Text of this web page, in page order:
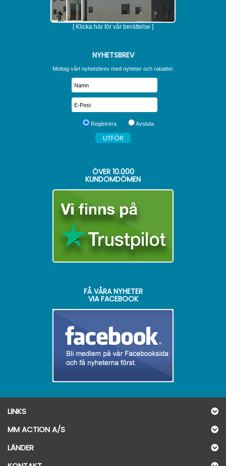
[ Klicka här för vår berättelse ]
NYHETSBREV
Mottag vårt nyhetsbrev med nyheter och rabatter.
Registrera Avsluta
ÖVER 10.000
KUNDOMDÖMEN
FÅ VÅRA NYHETER
VIA FACEBOOK
LINKS
MM ACTION A/S
LÄNDER